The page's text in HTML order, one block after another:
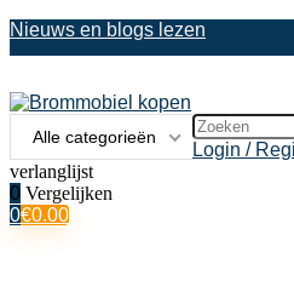
Nieuws en blogs lezen
Search
for:
Alle categorieën
Login /
verlanglijst
0 Vergelijken
0€0.00